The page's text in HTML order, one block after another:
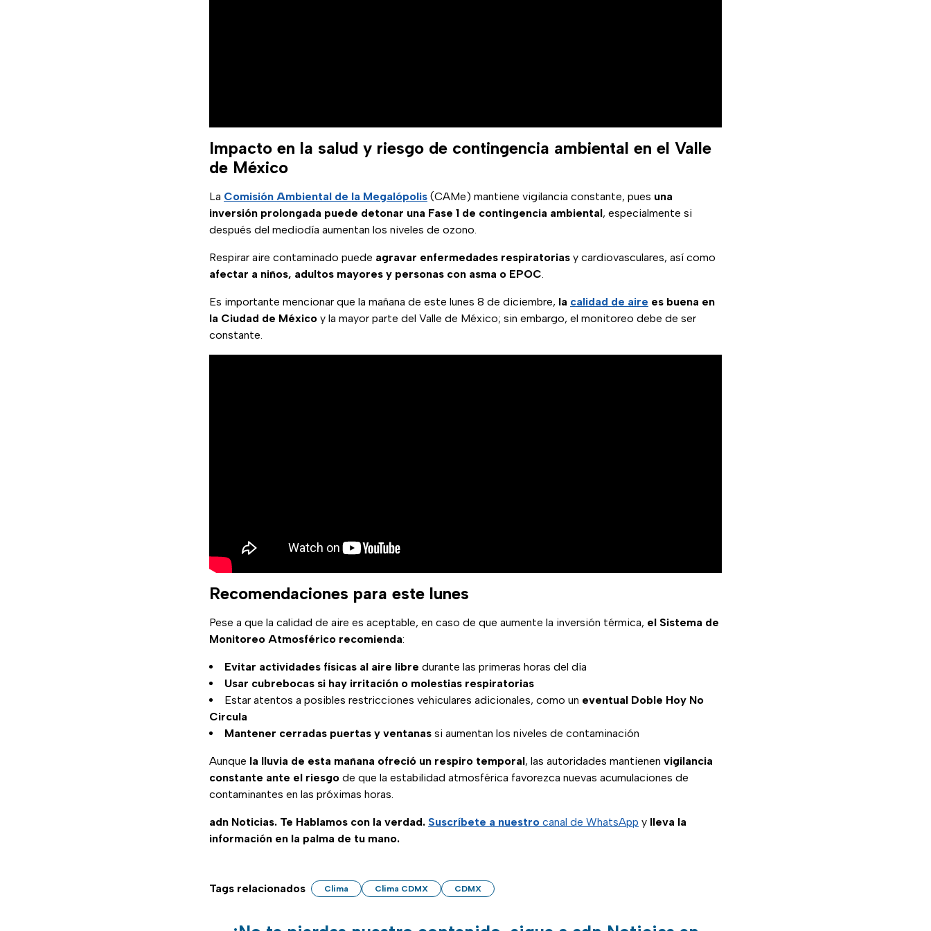
Impacto en la salud y riesgo de contingencia ambiental en el Valle
de México
La Comisión Ambiental de la Megalópolis (CAMe) mantiene vigilancia constante, pues una
inversión prolongada puede detonar una Fase 1 de contingencia ambiental, especialmente si
después del mediodía aumentan los niveles de ozono.
Respirar aire contaminado puede agravar enfermedades respiratorias y cardiovasculares, así como
afectar a niños, adultos mayores y personas con asma o EPOC
Es importante mencionar que la mañana de este lunes 8 de diciembre, la calidad de aire es buena en
la Ciudad de México y la mayor parte del Valle de México; sin embargo, el monitoreo debe de ser
constante.
Recomendaciones para este lunes
Pese a que la calidad de aire es aceptable, en caso de que aumente la inversión térmica, el Sistema de
Monitoreo Atmosférico recomienda:
Evitar actividades físicas al aire libre durante las primeras horas del día
Usar cubrebocas si hay irritación o molestias respiratorias
Estar atentos a posibles restricciones vehiculares adicionales, como un eventual Doble Hoy No
Circula
Mantener cerradas puertas y ventanas si aumentan los niveles de contaminación
Aunque la lluvia de esta mañana ofreció un respiro temporal, las autoridades mantienen vigilancia
constante ante el riesgo de que la estabilidad atmosférica favorezca nuevas acumulaciones de
contaminantes en las próximas horas.
adn Noticias. Te Hablamos con la verdad. Suscríbete a nuestro canal de WhatsApp y lleva la
información en la palma de tu mano.
Tags relacionados Clima Clima CDMX CDMX